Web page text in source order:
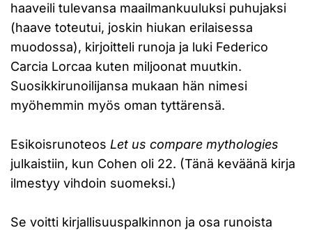
haaveili tulevansa maailmankuuluksi puhujaksi
(haave toteutui, joskin hiukan erilaisessa
muodossa), kirjoitteli runoja ja luki Federico
Carcia Lorcaa kuten miljoonat muutkin.
Suosikkirunoilijansa mukaan hän nimesi
myöhemmin myös oman tyttärensä.
Esikoisrunoteos Let us compare mythologies
julkaistiin, kun Cohen oli 22. (Tänä keväänä kirja
ilmestyy vihdoin suomeksi.)
Se voitti kirjallisuuspalkinnon ja osa runoista